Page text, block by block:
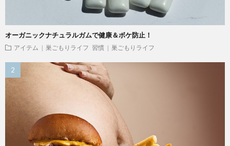
オーガニックナチュラルガムで健康＆ボケ防止！
アイテム | 巣ごもりライフ 習慣 | 巣ごもりライフ